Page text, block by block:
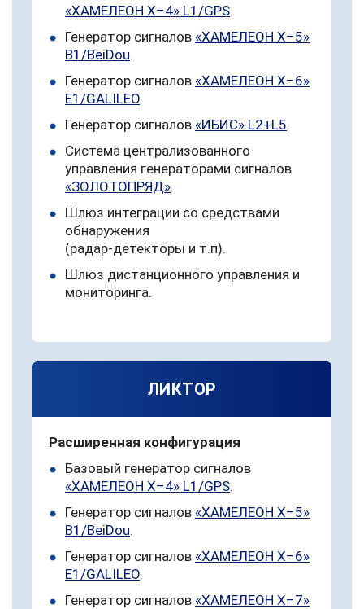
«ХАМЕЛЕОН Х–4» L1/GPS.
Генератор сигналов «ХАМЕЛЕОН Х–5»
B1/BeiDou.
Генератор сигналов «ХАМЕЛЕОН Х–6»
E1/GALILEO.
Генератор сигналов «ИБИС» L2+L5.
Система централизованного
управления генераторами сигналов
«ЗОЛОТОПРЯД».
Шлюз интеграции со средствами
обнаружения
(радар-детекторы и т.п).
Шлюз дистанционного управления и
мониторинга.
ЛИКТОР
Расширенная конфигурация
Базовый генератор сигналов
«ХАМЕЛЕОН Х–4» L1/GPS.
Генератор сигналов «ХАМЕЛЕОН Х–5»
B1/BeiDou.
Генератор сигналов «ХАМЕЛЕОН Х–6»
E1/GALILEO.
Генератор сигналов «ХАМЕЛЕОН Х–7»